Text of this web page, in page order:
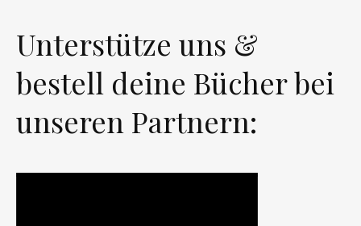
Unterstütze uns &
bestell deine Bücher bei
unseren Partnern: